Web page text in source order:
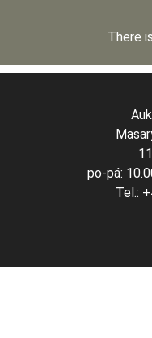
There
po-pá:
Tel.: